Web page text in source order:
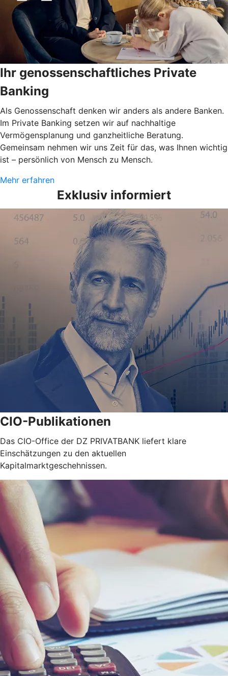
Ihr genossenschaftliches Private
Banking
Als Genossenschaft denken wir anders als andere Banken.
Im Private Banking setzen wir auf nachhaltige
Vermögensplanung und ganzheitliche Beratung.
Gemeinsam nehmen wir uns Zeit für das, was Ihnen wichtig
ist – persönlich von Mensch zu Mensch.
Mehr erfahren
Exklusiv informiert
CIO-Publikationen
Das CIO-Office der DZ PRIVATBANK liefert klare
Einschätzungen zu den aktuellen
Kapitalmarktgeschehnissen.